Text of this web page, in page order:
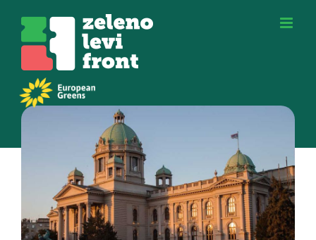
content